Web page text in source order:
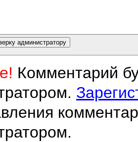
Комментарий